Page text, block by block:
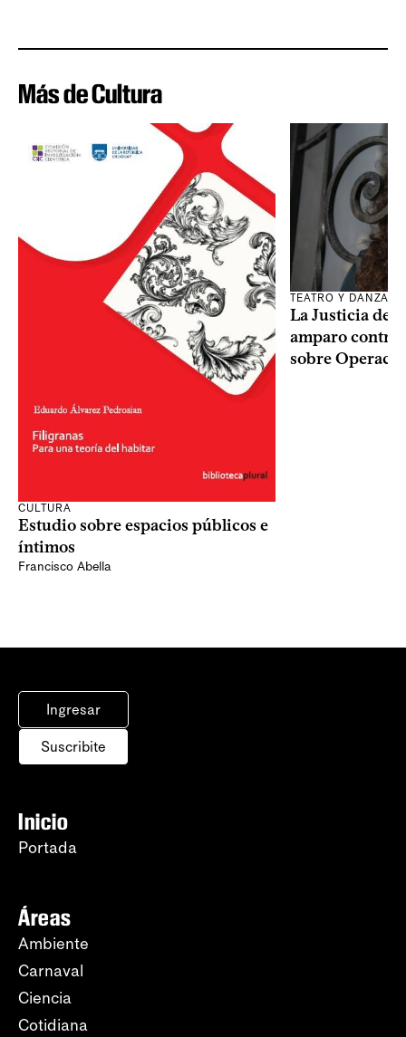
Más de Cultura
CULTURA
Estudio sobre espacios públicos e
íntimos
Francisco Abella
TEATRO Y DANZA
La Justicia
amparo contra
sobre
Ingresar
Suscribite
Inicio
Portada
Áreas
Ambiente
Carnaval
Ciencia
Cotidiana